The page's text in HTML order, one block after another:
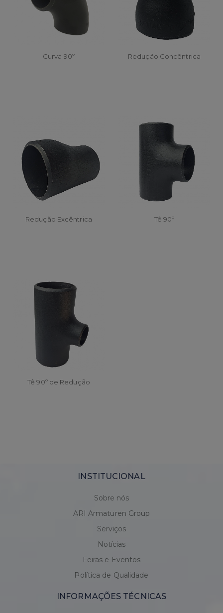
Curva 90º Redução Concêntrica
Redução Excêntrica Tê 90º
Tê 90º de Redução
INSTITUCIONAL
Sobre nós
ARI Armaturen Group
Serviços
Notícias
Feiras e Eventos
Política de Qualidade
INFORMAÇÕES TÉCNICAS